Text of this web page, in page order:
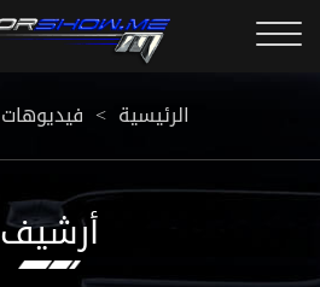
الرئيسية < فيديوهات
أرشيف